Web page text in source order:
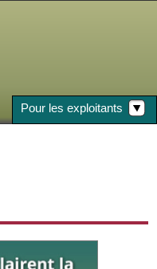
Pour les exploitants